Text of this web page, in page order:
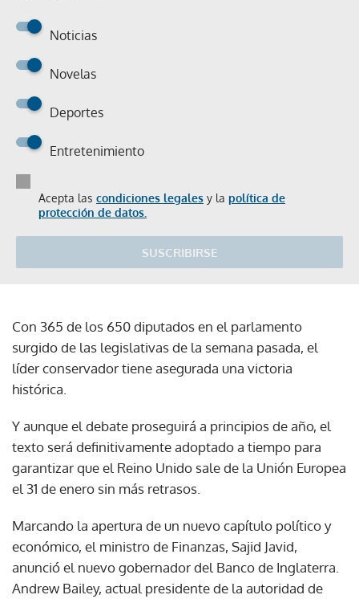
Noticias
Novelas
Deportes
Entretenimiento
Acepta las condiciones legales y la política de
protección de datos.
SUSCRIBIRSE
Con 365 de los 650 diputados en el parlamento
surgido de las legislativas de la semana pasada, el
líder conservador tiene asegurada una victoria
histórica.
Y aunque el debate proseguirá a principios de año, el
texto será definitivamente adoptado a tiempo para
garantizar que el Reino Unido sale de la Unión Europea
el 31 de enero sin más retrasos.
Marcando la apertura de un nuevo capítulo político y
económico, el ministro de Finanzas, Sajid Javid,
anunció el nuevo gobernador del Banco de Inglaterra.
Andrew Bailey, actual presidente de la autoridad de